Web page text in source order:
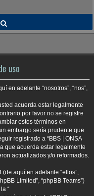
u
a
r
uso
en adelante “nosotros”, “nos”,
acuerda estar legalmente
por favor no se registre
estos términos en
embargo sería prudente que
registrado a “BBS | ONSA
que acuerda estar legalmente
actualizados y/o reformados.
aquí en adelante “ellos”,
Limited”, “phpBB Teams”)
“